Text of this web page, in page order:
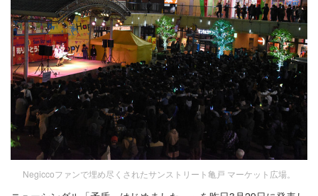
Negiccoファンで埋め尽くされたサンストリート亀戸 マーケット広場。